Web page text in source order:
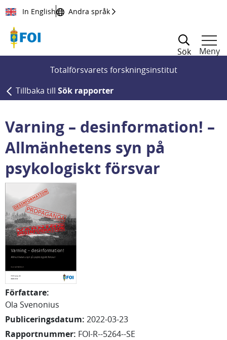
Till innehållet
In English Andra språk
Sök
Meny
Totalförsvarets forskningsinstitut
Tillbaka till Sök rapporter
Varning – desinformation! –
Allmänhetens syn på
psykologiskt försvar
Författare:
Ola Svenonius
Publiceringsdatum: 2022-03-23
Rapportnummer: FOI-R--5264--SE